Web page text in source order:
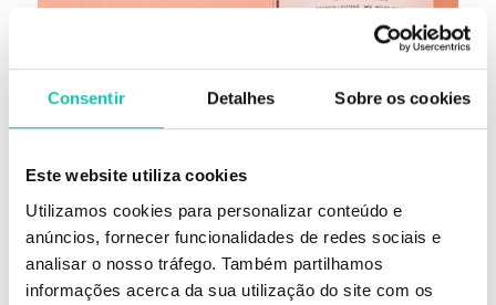
Consentir Detalhes Sobre os cookies
Este website utiliza cookies
Utilizamos cookies para personalizar conteúdo e
anúncios, fornecer funcionalidades de redes sociais e
analisar o nosso tráfego. Também partilhamos
informações acerca da sua utilização do site com os